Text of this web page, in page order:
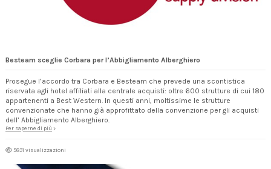
Besteam sceglie Corbara per l’Abbigliamento Alberghiero
Prosegue l’accordo tra Corbara e Besteam che prevede una scontistica
riservata agli hotel affiliati alla centrale acquisti: oltre 600 strutture di cui 180
appartenenti a Best Western. In questi anni, moltissime le strutture
convenzionate che hanno già approfittato della convenzione per gli acquisti
dell’ Abbigliamento Alberghiero.
Per saperne di più
5831 visualizzazioni